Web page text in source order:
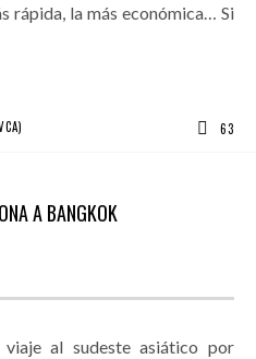
rápida, la más económica… Si
63
A BANGKOK
al sudeste asiático por